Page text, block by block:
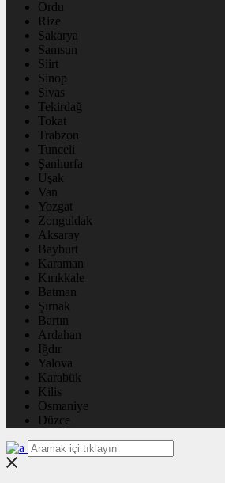
Ordu
Rize
Sakarya
Samsun
Siirt
Sinop
Sivas
Tekirdağ
Tokat
Trabzon
Tunceli
Şanlıurfa
Uşak
Van
Yozgat
Zonguldak
Aksaray
Bayburt
Karaman
Kırıkkale
Batman
Şırnak
Bartın
Ardahan
Iğdır
Yalova
Karabük
Kilis
Osmaniye
Düzce